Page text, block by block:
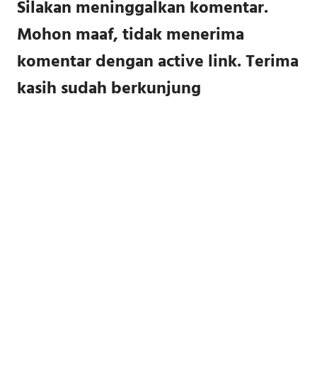
Silakan meninggalkan komentar.
Mohon maaf, tidak menerima
komentar dengan active link. Terima
kasih sudah berkunjung